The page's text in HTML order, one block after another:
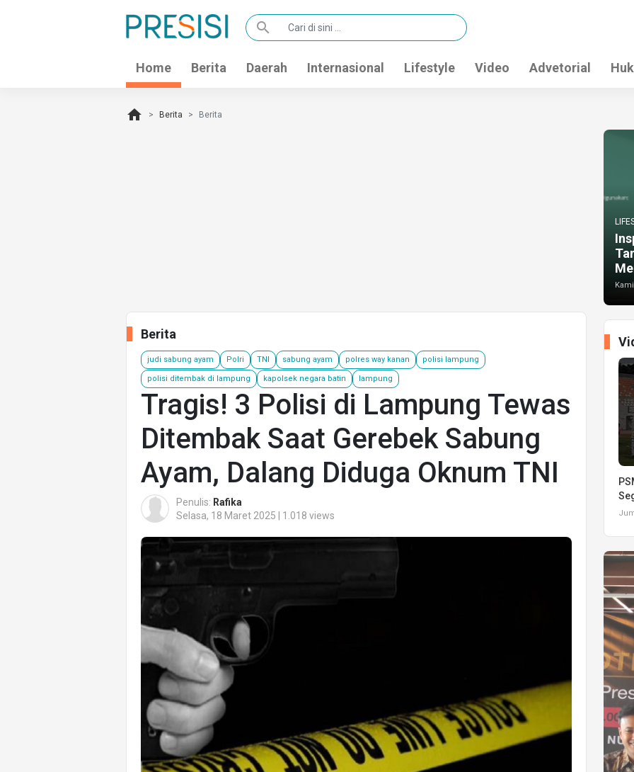
search
Home Berita Daerah Internasional Lifestyle Video Advetorial
home Berita Berita
Berita
judi sabung ayam Polri TNI sabung ayam polres way kanan polisi lampung
polisi ditembak di lampung kapolsek negara batin lampung
Tragis! 3 Polisi di Lampung Tewas
Ditembak Saat Gerebek Sabung
Ayam, Dalang Diduga Oknum TNI
Penulis: Rafika
Selasa, 18 Maret 2025 | 1.018 views